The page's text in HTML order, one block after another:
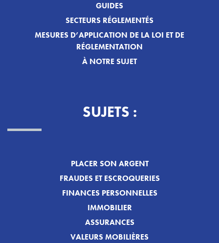
GUIDES
SECTEURS RÉGLEMENTÉS
MESURES D’APPLICATION DE LA LOI ET DE
RÉGLEMENTATION
À NOTRE SUJET
SUJETS :
PLACER SON ARGENT
FRAUDES ET ESCROQUERIES
FINANCES PERSONNELLES
IMMOBILIER
ASSURANCES
VALEURS MOBILIÈRES